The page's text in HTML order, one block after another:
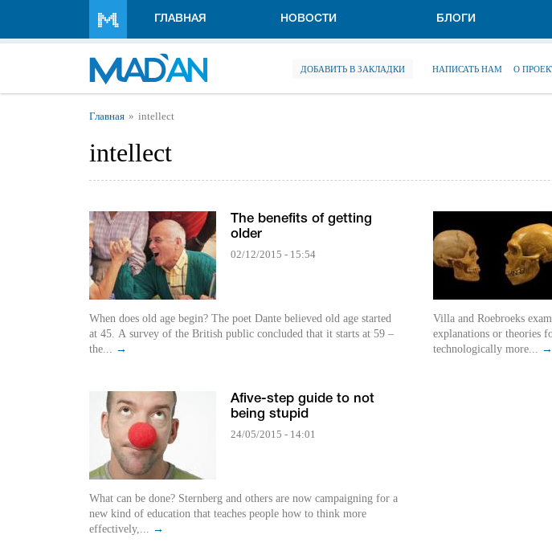
ГЛАВНАЯ НОВОСТИ БЛОГИ
ДОБАВИТЬ В ЗАКЛАДКИ НАПИСАТЬ НАМ О
Вы здесь
Главная intellect
intellect
The benefits of getting
older
02/12/2015 - 15:54
When does old age begin? The poet Dante believed old age started
at 45. A survey of the British public concluded that it starts at 59 –
the... →
Afive-step guide to not
being stupid
24/05/2015 - 14:01
What can be done? Sternberg and others are now campaigning for a
new kind of education that teaches people how to think more
effectively,... →
Villa and Roebroeks
explanations or theories
technologically more... →